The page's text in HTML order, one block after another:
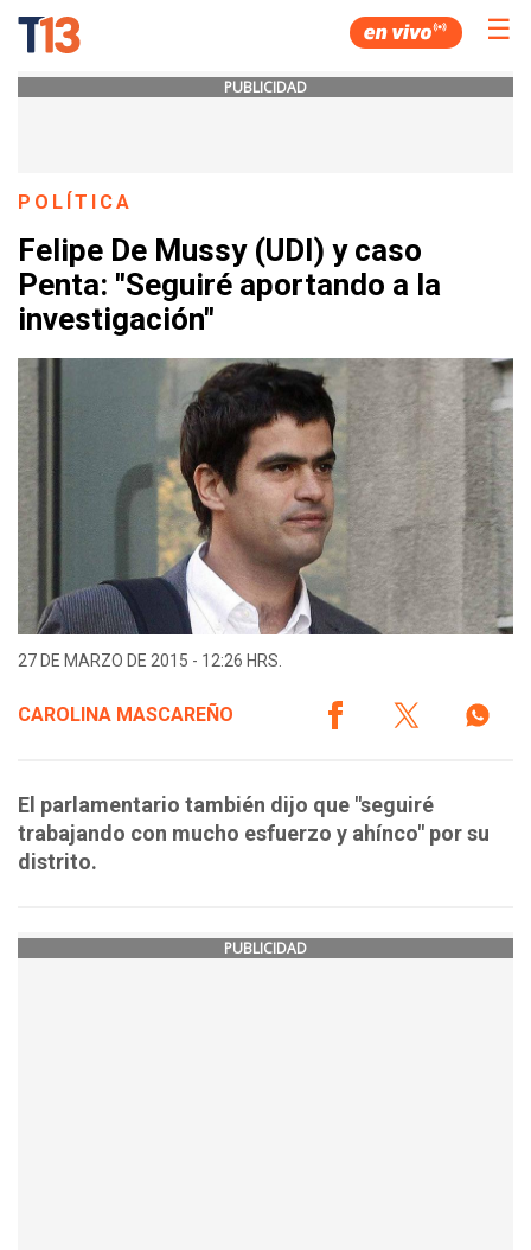
☰
PUBLICIDAD
POLÍTICA
Felipe De Mussy (UDI) y caso
Penta: "Seguiré aportando a la
investigación"
27 DE MARZO DE 2015 - 12:26 HRS.
CAROLINA MASCAREÑO
El parlamentario también dijo que "seguiré
trabajando con mucho esfuerzo y ahínco" por su
distrito.
PUBLICIDAD